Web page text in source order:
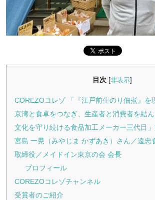
目次 [非表示]
COREZOコレゾ 「『江戸前生のり佃煮』を
京湾と食卓をつなぎ、生産者と消費者を結
文化を守り続ける食品加工メーカー三代目
宮島 一晃（みやじま かずあき）さん／遠忠
取締役／メイドイン東京の会 会長
プロフィール
COREZOコレゾチャンネル
受賞者のご紹介